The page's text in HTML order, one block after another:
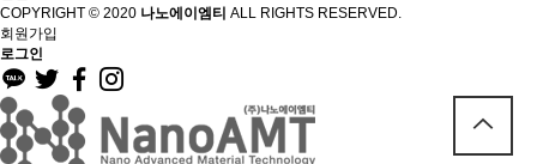
이전글
[나노렉스] 나노렉스 맥스 MAX_트럭, 버스,중장비 대형차량용 엔진오일 첨
가제
20.07.13
다음글[나노렉스] 프로렉스21 엔진코팅제 (New 온라인전용)
회사소개 개인정보처리방침 이메일무단수집거부
상호 : 나노에이엠티|대표 : 임수잔|대표전화 : T. 070-8299-4296 (m. 010-9807-